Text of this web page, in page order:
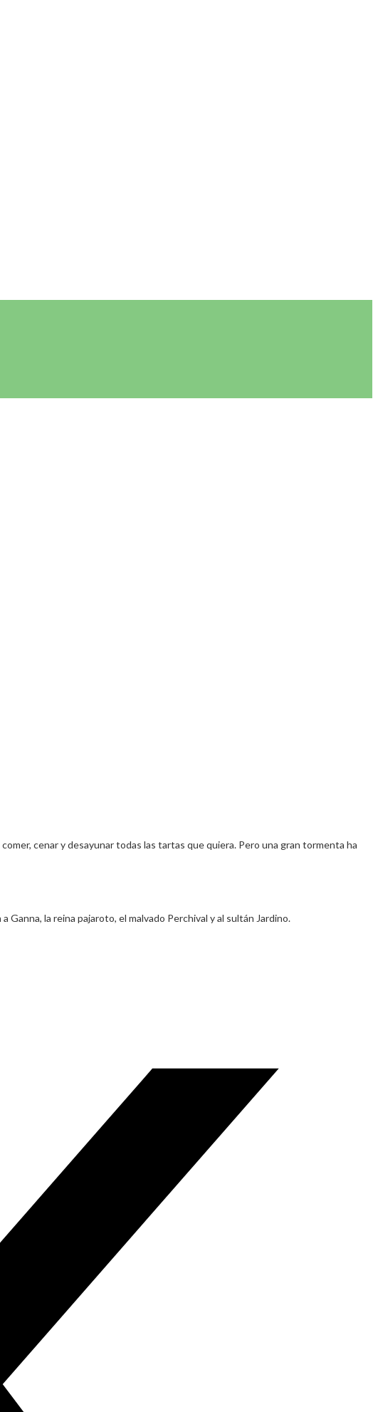
cenar y desayunar todas las tartas que quiera. Pero una gran tormenta ha
Ganna, la reina pajaroto, el malvado Perchival y al sultán Jardino.